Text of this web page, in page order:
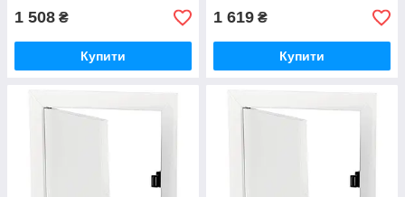
1 508 ₴
Купити
1 619 ₴
Купити